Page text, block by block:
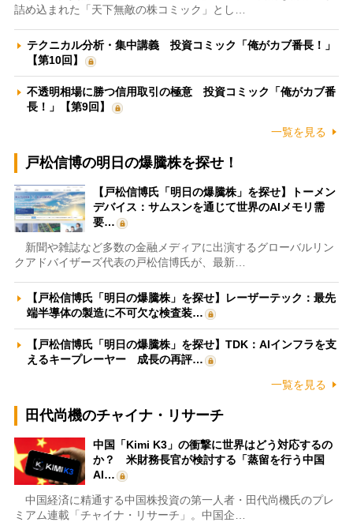
詰め込まれた「天下無敵の株コミック」とし…
テクニカル分析・集中講義 投資コミック「俺がカブ番長！」
【第10回】
不透明相場に勝つ信用取引の極意 投資コミック「俺がカブ番
長！」【第9回】
一覧を見る
戸松信博の明日の爆騰株を探せ！
【戸松信博氏「明日の爆騰株」を探せ】トーメン
デバイス：サムスンを通じて世界のAIメモリ需
要…
新聞や雑誌など多数の金融メディアに出演するグローバルリン
クアドバイザーズ代表の戸松信博氏が、最新…
【戸松信博氏「明日の爆騰株」を探せ】レーザーテック：最先
端半導体の製造に不可欠な検査装…
【戸松信博氏「明日の爆騰株」を探せ】TDK：AIインフラを支
えるキープレーヤー 成長の再評…
一覧を見る
田代尚機のチャイナ・リサーチ
中国「Kimi K3」の衝撃に世界はどう対応するの
か？ 米財務長官が検討する「蒸留を行う中国
AI…
中国経済に精通する中国株投資の第一人者・田代尚機氏のプレ
ミアム連載「チャイナ・リサーチ」。中国企…